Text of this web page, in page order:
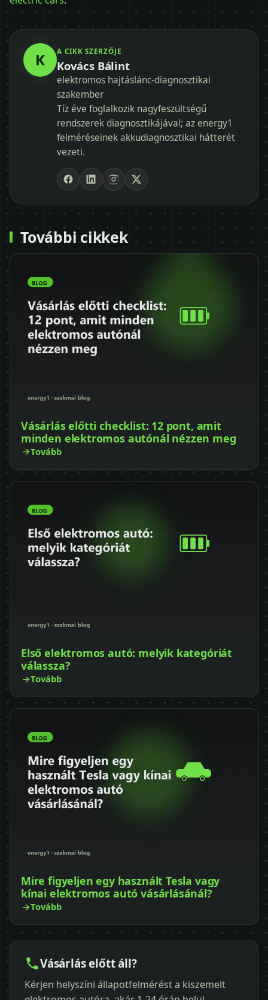
K A CIKK SZERZŐJE
Kovács Bálint
elektromos hajtáslánc-diagnosztikai
szakember
Tíz éve foglalkozik nagyfeszültségű
rendszerek diagnosztikájával; az energy1
felméréseinek akkudiagnosztikai hátterét
vezeti.
További cikkek
Vásárlás előtti checklist: 12 pont, amit
minden elektromos autónál nézzen meg
Tovább
Első elektromos autó: melyik kategóriát
válassza?
Tovább
Mire figyeljen egy használt Tesla vagy
kínai elektromos autó vásárlásánál?
Tovább
Vásárlás előtt áll?
Kérjen helyszíni állapotfelmérést a kiszemelt